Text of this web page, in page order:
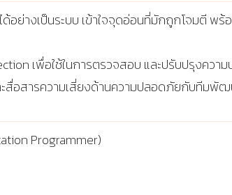
อย่างเป็นระบบ เข้าใจจุดอ่อนที่มักถูกโจมตี พ
เพื่อใช้ในการตรวจสอบ และปรับปรุงควา
สื่อสารความเสี่ยงด้านความปลอดภัยกับทีมพัฒ
Programmer)